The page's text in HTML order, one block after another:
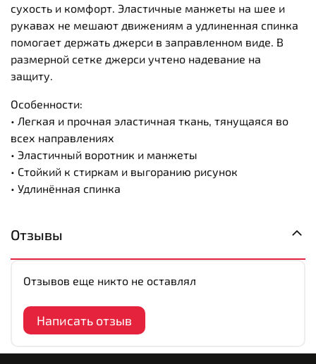
сухость и комфорт. Эластичные манжеты на шее и
рукавах не мешают движениям а удлиненная спинка
помогает держать джерси в заправленном виде. В
размерной сетке джерси учтено надевание на
защиту.
Особенности:
• Легкая и прочная эластичная ткань, тянущаяся во
всех направлениях
• Эластичный воротник и манжеты
• Стойкий к стиркам и выгоранию рисунок
• Удлинённая спинка
Отзывы
Отзывов еще никто не оставлял
Написать отзыв